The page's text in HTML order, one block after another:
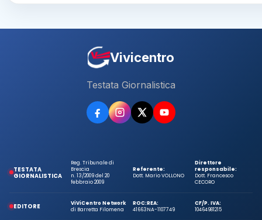
Vivicentro
Testata Giornalistica
TESTATA
GIORNALISTICA
Reg. Tribunale di
Brescia
n. 13/2009 del 20
febbraio 2009
Referente:
Dott. Mario VOLLONO
Direttore
responsabile:
Dott. Francesco
CECORO
EDITORE
ViViCentro Network
di Barretta Filomena
ROC:
41663
REA:
NA-1107749
CF/P. IVA:
10464981215